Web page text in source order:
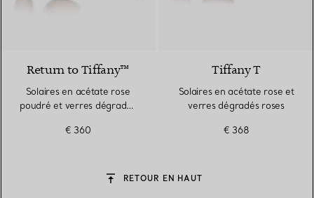
Return to Tiffany™
Solaires en acétate rose
poudré et verres dégradés
€ 360
Tiffany T
Solaires en acétate rose et
verres dégradés roses
€ 368
RETOUR EN HAUT